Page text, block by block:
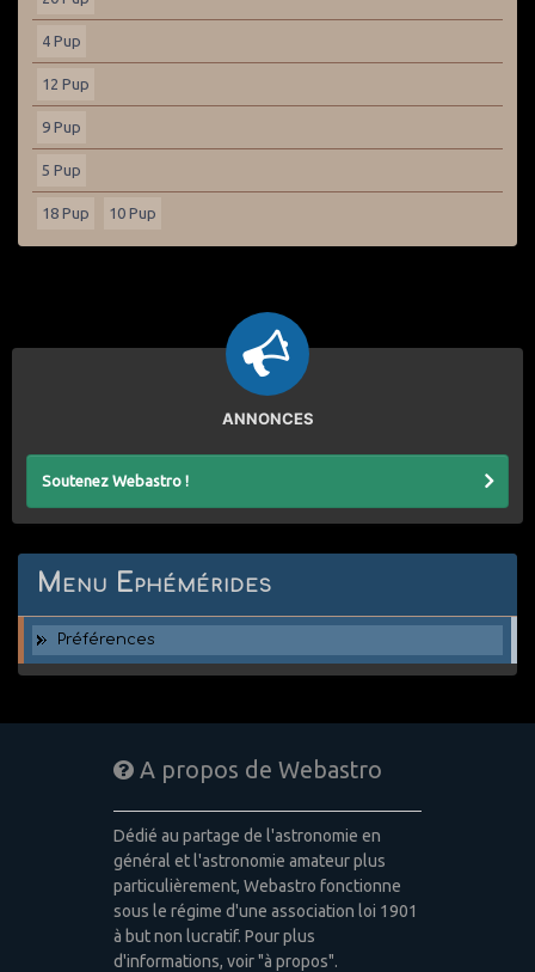
4 Pup
12 Pup
9 Pup
5 Pup
18 Pup 10 Pup
ANNONCES
Soutenez Webastro !
Menu Ephémérides
Préférences
A propos de Webastro
Dédié au partage de l'astronomie en
général et l'astronomie amateur plus
particulièrement, Webastro fonctionne
sous le régime d'une association loi 1901
à but non lucratif. Pour plus
d'informations, voir "à propos".